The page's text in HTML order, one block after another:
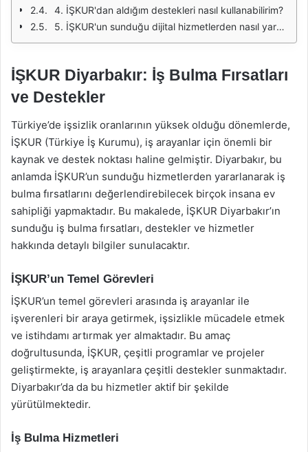
4. İŞKUR'dan aldığım destekleri nasıl kullanabilirim?
5. İŞKUR'un sunduğu dijital hizmetlerden nasıl yararlanabilirim?
İŞKUR Diyarbakır: İş Bulma Fırsatları
ve Destekler
Türkiye’de işsizlik oranlarının yüksek olduğu dönemlerde,
İŞKUR (Türkiye İş Kurumu), iş arayanlar için önemli bir
kaynak ve destek noktası haline gelmiştir. Diyarbakır, bu
anlamda İŞKUR’un sunduğu hizmetlerden yararlanarak iş
bulma fırsatlarını değerlendirebilecek birçok insana ev
sahipliği yapmaktadır. Bu makalede, İŞKUR Diyarbakır’ın
sunduğu iş bulma fırsatları, destekler ve hizmetler
hakkında detaylı bilgiler sunulacaktır.
İŞKUR’un Temel Görevleri
İŞKUR’un temel görevleri arasında iş arayanlar ile
işverenleri bir araya getirmek, işsizlikle mücadele etmek
ve istihdamı artırmak yer almaktadır. Bu amaç
doğrultusunda, İŞKUR, çeşitli programlar ve projeler
geliştirmekte, iş arayanlara çeşitli destekler sunmaktadır.
Diyarbakır’da da bu hizmetler aktif bir şekilde
yürütülmektedir.
İş Bulma Hizmetleri